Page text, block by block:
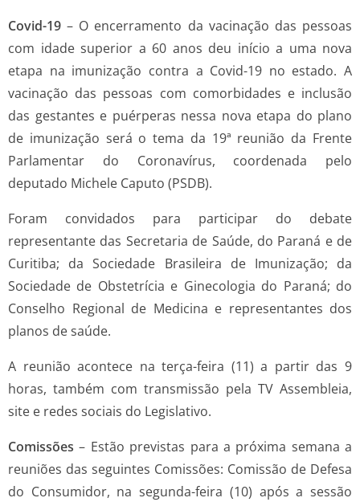
Covid-19 – O encerramento da vacinação das pessoas
com idade superior a 60 anos deu início a uma nova
etapa na imunização contra a Covid-19 no estado. A
vacinação das pessoas com comorbidades e inclusão
das gestantes e puérperas nessa nova etapa do plano
de imunização será o tema da 19ª reunião da Frente
Parlamentar do Coronavírus, coordenada pelo
deputado Michele Caputo (PSDB).
Foram convidados para participar do debate
representante das Secretaria de Saúde, do Paraná e de
Curitiba; da Sociedade Brasileira de Imunização; da
Sociedade de Obstetrícia e Ginecologia do Paraná; do
Conselho Regional de Medicina e representantes dos
planos de saúde.
A reunião acontece na terça-feira (11) a partir das 9
horas, também com transmissão pela TV Assembleia,
site e redes sociais do Legislativo.
Comissões – Estão previstas para a próxima semana a
reuniões das seguintes Comissões: Comissão de Defesa
do Consumidor, na segunda-feira (10) após a sessão